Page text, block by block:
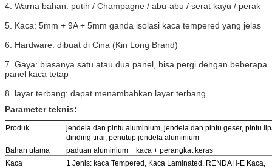
4. Warna bahan: putih / Champagne / abu-abu / serat kayu / perak
5. Kaca: 5mm + 9A + 5mm ganda isolasi kaca tempered yang jelas
6. Hardware: dibuat di Cina (Kin Long Brand)
7. Gaya: biasanya satu atau dua panel, bisa pergi dengan beberapa
panel kaca tetap
8. layar terbang: dapat menambahkan layar terbang
Parameter teknis:
Produk
jendela dan pintu aluminium, jendela dan pintu geser, pintu
dinding tirai, penutup jendela aluminium
Bahan utama
paduan aluminium + kaca + perangkat keras
Kaca
1 Jenis: kaca Tempered, Kaca Laminated, RENDAH-E Kaca,